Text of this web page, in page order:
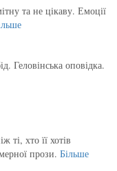
та не цікаву. Емоції
Геловінська оповідка.
ті, хто її хотів
прози. Більше